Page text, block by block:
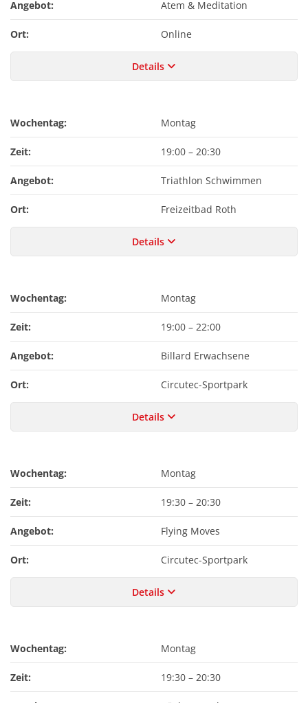
Angebot: Atem & Meditation
Ort: Online
Details
Wochentag: Montag
Zeit: 19:00 – 20:30
Angebot: Triathlon Schwimmen
Ort: Freizeitbad Roth
Details
Wochentag: Montag
Zeit: 19:00 – 22:00
Angebot: Billard Erwachsene
Ort: Circutec-Sportpark
Details
Wochentag: Montag
Zeit: 19:30 – 20:30
Angebot: Flying Moves
Ort: Circutec-Sportpark
Details
Wochentag: Montag
Zeit: 19:30 – 20:30